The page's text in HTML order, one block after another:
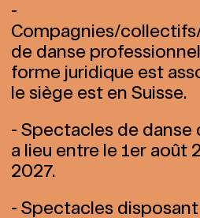
-
Compagnies/collectifs/
de danse
forme juridique est
le siège est en Suisse.
- Spectacles de danse
a lieu entre le 1er août
2027.
- Spectacles